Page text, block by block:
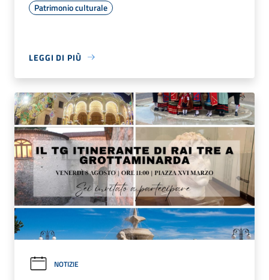
Patrimonio culturale
LEGGI DI PIÙ
NOTIZIE